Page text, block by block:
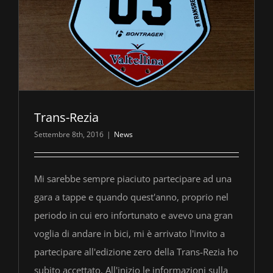
Trans-Rezia
Settembre 8th, 2016 | News
Mi sarebbe sempre piaciuto partecipare ad una
gara a tappe e quando quest'anno, proprio nel
periodo in cui ero infortunato e avevo una gran
voglia di andare in bici, mi è arrivato l'invito a
partecipare all'edizione zero della Trans-Rezia ho
subito accettato. All'inizio le informazioni sulla